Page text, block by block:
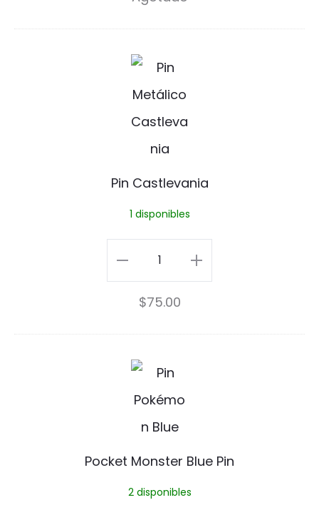
g
Gangsta
cantidad
P
i
n
C
t
e
v
a
Pin Castlevania
1 disponibles
Pin
Castlevania
cantidad
$75.00
P
o
c
t
Pocket Monster Blue Pin
2 disponibles